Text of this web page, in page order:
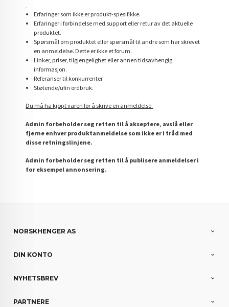
Erfaringer som ikke er produkt-spesifikke.
Erfaringer i forbindelse med support eller retur av det aktuelle
produktet.
Spørsmål om produktet eller spørsmål til andre som har skrevet
en anmeldelse. Dette er ikke et forum.
Linker, priser, tilgjengelighet eller annen tidsavhengig
informasjon.
Referanser til konkurrenter
Støtende/ufin ordbruk.
Du må ha kjøpt varen for å skrive en anmeldelse.
Admin forbeholder seg retten til å akseptere, avslå eller
fjerne enhver produktanmeldelse som ikke er i tråd med
disse retningslinjene.
Admin forbeholder seg retten til å publisere anmeldelser i
for eksempel annonsering.
NORSKHENGER AS
DIN KONTO
NYHETSBREV
PARTNERE